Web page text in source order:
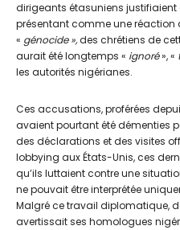
dirigeants étasuniens
présentant comme une réaction
« génocide »,des chrétiens de
aurait été longtemps « ignoré», «
les autorités nigérianes.
Ces accusations, proférées
avaient pourtant été démenties
des déclarations et des visites
lobbying aux États-Unis, ces
qu’ils luttaient contre une
ne pouvait être interprétée
Malgré ce travail diplomatique,
avertissait ses homologues